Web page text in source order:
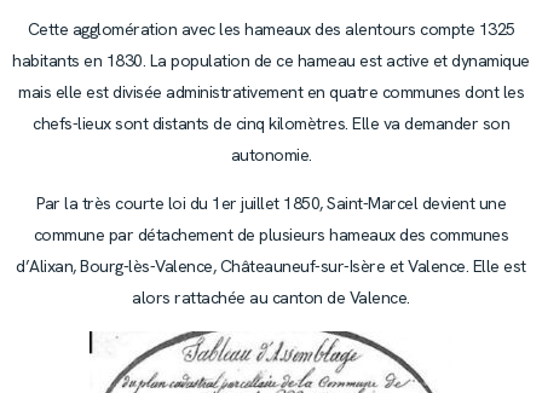
Cette agglomération avec les hameaux des alentours compte 1325
habitants en 1830. La population de ce hameau est active et dynamique
mais elle est divisée administrativement en quatre communes dont les
chefs-lieux sont distants de cinq kilomètres. Elle va demander son
autonomie.
Par la très courte loi du 1er juillet 1850, Saint-Marcel devient une
commune par détachement de plusieurs hameaux des communes
d’Alixan, Bourg-lès-Valence, Châteauneuf-sur-Isère et Valence. Elle est
alors rattachée au canton de Valence.